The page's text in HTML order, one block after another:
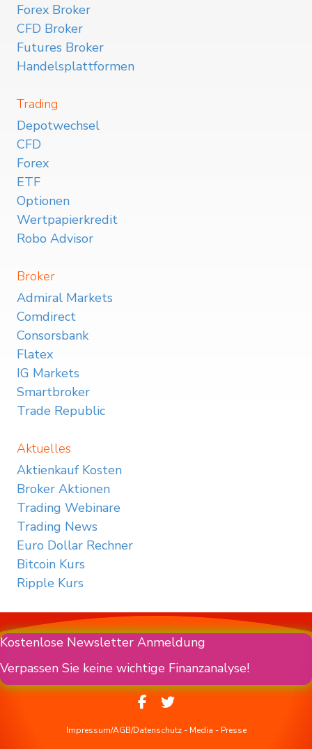
Forex Broker
CFD Broker
Futures Broker
Handelsplattformen
Trading
Depotwechsel
CFD
Forex
ETF
Optionen
Wertpapierkredit
Robo Advisor
Broker
Admiral Markets
Comdirect
Consorsbank
Flatex
IG Markets
Smartbroker
Trade Republic
Aktuelles
Aktienkauf Kosten
Broker Aktionen
Trading Webinare
Trading News
Euro Dollar Rechner
Bitcoin Kurs
Ripple Kurs
Kostenlose Newsletter Anmeldung
Verpassen Sie keine wichtige Finanzanalyse!
Impressum/AGB/Datenschutz- Media - Presse